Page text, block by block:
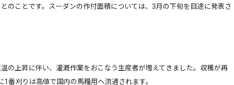
のことです。スーダンの作付面積については、3月の下旬を目途に発表さ
の上昇に伴い、灌漑作業をおこなう生産者が増えてきました。収穫が再
番刈りは高値で国内の馬糧用へ流通されます。